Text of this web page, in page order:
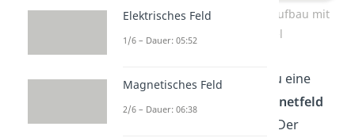
Lenzsche Regel – Versuchsaufbau mit
einer Leiterschaukel
Für den Versuch hängst du eine
Leiterschaukel
Magnetfeld
eines Hufeisenmagneten. Der
Elektrisches Feld
1/6 – Dauer: 05:52
Magnetisches Feld
2/6 – Dauer: 06:38